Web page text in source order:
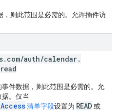
则此范围是必需的。 允许插件访
. com/auth/calendar.
read
件数据，则此范围是必需的。 允
。仅当
清单字段设置为 READ 或